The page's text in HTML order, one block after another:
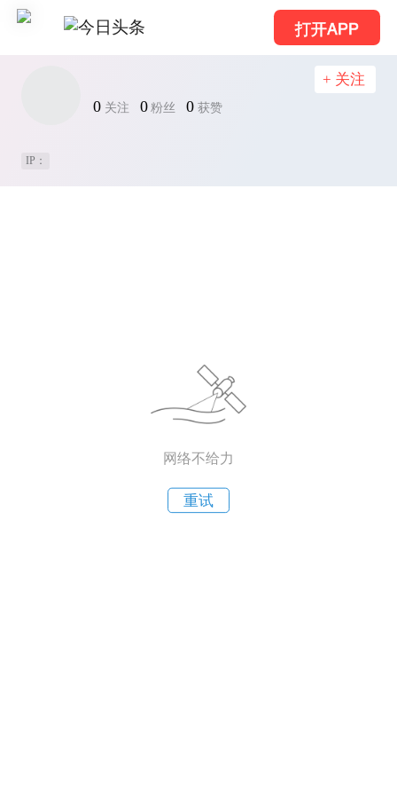
打开APP
0 关注 0 粉丝 0 获赞
+ 关注
IP：
网络不给力
重试